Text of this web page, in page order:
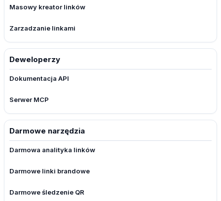
Masowy kreator linków
Zarzadzanie linkami
Deweloperzy
Dokumentacja API
Serwer MCP
Darmowe narzędzia
Darmowa analityka linków
Darmowe linki brandowe
Darmowe śledzenie QR